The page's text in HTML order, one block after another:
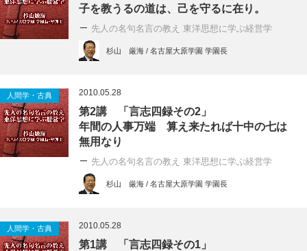
子を教うるの道は、己を守るに在り。
先人の名句名言の教え 東洋思想に学ぶ経営学
杉山 厳海 / 名古屋大原学園 学園長
人間学・古典 2010.05.28
第2講 「言志四録その2」
年間の人事万端 算え来たれば十中の七は
無用なり
先人の名句名言の教え 東洋思想に学ぶ経営学
杉山 厳海 / 名古屋大原学園 学園長
人間学・古典 2010.05.28
第1講 「言志四録その1」